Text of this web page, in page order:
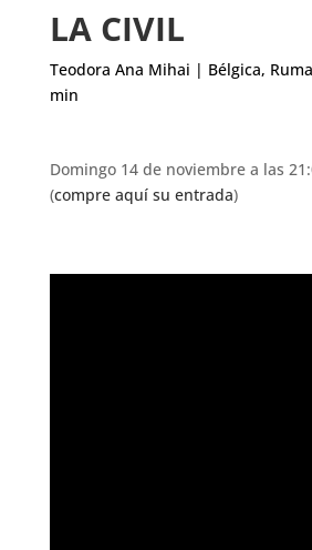
LA CIVIL
Teodora Ana Mihai | Bélgica,
min
Domingo 14 de noviembre a las
(compre aquí su entrada)